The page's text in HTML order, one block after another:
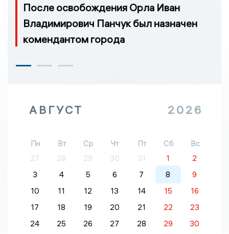
После освобождения Орла Иван
Владимирович Панчук был назначен
комендантом города
АВГУСТ 2026
Пн Вт Ср Чт Пт Сб
Вс
27
28 29 30 31 1
2
3
4 5 6 7 8
9
10
11 12 13 14 15
16
17
18 19 20 21 22
23
24
25 26 27 28 29
30